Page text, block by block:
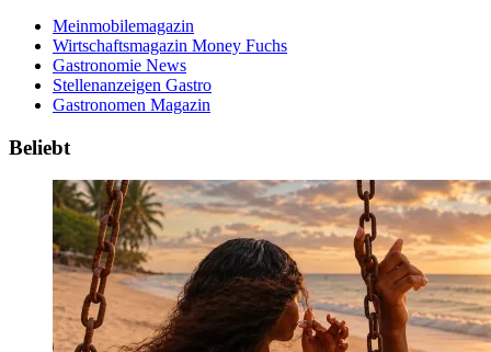
Meinmobilemagazin
Wirtschaftsmagazin Money Fuchs
Gastronomie News
Stellenanzeigen Gastro
Gastronomen Magazin
Beliebt